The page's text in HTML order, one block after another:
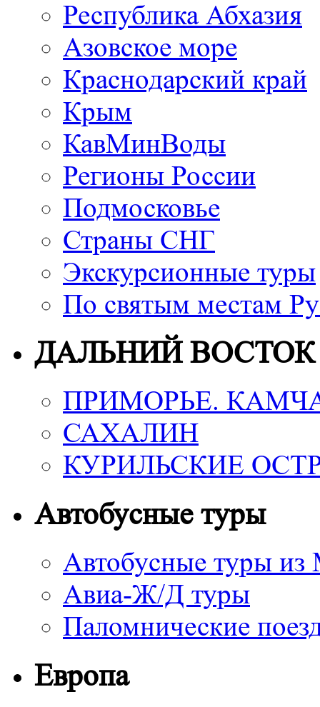
Республика Абхазия
Азовское море
Краснодарский край
Крым
КавМинВоды
Регионы России
Подмосковье
Страны СНГ
Экскурсионные туры
По святым местам
ДАЛЬНИЙ ВОСТОК
ПРИМОРЬЕ.
САХАЛИН
КУРИЛЬСКИЕ
Автобусные туры
Автобусные туры
Авиа-Ж/Д туры
Паломнические
Европа